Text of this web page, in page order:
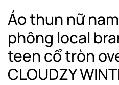
Áo thun nữ
phông local
teen cổ tròn
CLOUDZY